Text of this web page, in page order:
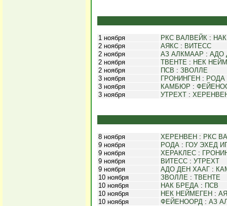
1 ноября РКС ВАЛВЕЙК :
2 ноября
АЯКС : ВИТЕСС
2 ноября
АЗ АЛКМААР : АДО
2 ноября
ТВЕНТЕ : НЕК
2 ноября
ПСВ : ЗВОЛЛЕ
3 ноября
ГРОНИНГЕН : РОДА
3 ноября
КАМБЮР :
3 ноября
УТРЕХТ :
8 ноября ХЕРЕНВЕН : РКС
9 ноября
РОДА : ГОУ ЭХЕД
9 ноября
ХЕРАКЛЕС :
9 ноября
ВИТЕСС : УТРЕХТ
9 ноября
АДО ДЕН ХААГ :
10 ноября
ЗВОЛЛЕ : ТВЕНТЕ
10 ноября
НАК БРЕДА : ПСВ
10 ноября
НЕК НЕЙМЕГЕН :
10 ноября
ФЕЙЕНООРД : АЗ